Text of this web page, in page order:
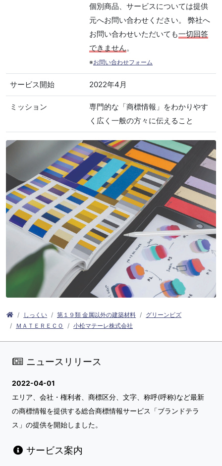
個別商品、サービスについては提供
元へお問い合わせください。 弊社へ
お問い合わせいただいても一切回答
できません。
※お問い合わせフォーム
サービス開始 2022年4月
ミッション
専門的な「商標情報」をわかりやす
く広く一般の方々に伝えること
しっくい 第１９類 金属以外の建築材料
グリーンビズ
ＭＡＴＥＲＥＣＯ
小松マテーレ株式会社
ニュースリリース
2022-04-01
エリア、会社・権利者、商標区分、文字、称呼(呼称)など最新
の商標情報を提供する総合商標情報サービス「ブランドテラ
ス」の提供を開始しました。
サービス案内